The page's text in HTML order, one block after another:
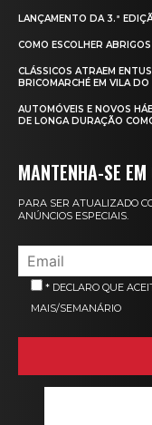
LANÇAMENTO DA 3.ª
COMO ESCOLHER
CLÁSSICOS ATRAEM
BRICOMARCHÉ EM VILA
AUTOMÓVEIS E NOVOS
DE LONGA DURAÇÃO
MANTENHA-SE EM
PARA SER ATUALIZADO
ANÚNCIOS ESPECIAIS.
* DECLARO QUE
MAIS/SEMANÁRIO